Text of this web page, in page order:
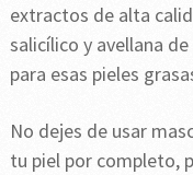
extractos de alta
salicílico y avellana
para esas pieles
No dejes de usar
tu piel por completo,